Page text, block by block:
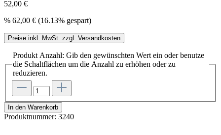
52,00 €
% 62,00 € (16.13% gespart)
Preise inkl. MwSt. zzgl. Versandkosten
Produkt Anzahl: Gib den gewünschten Wert ein oder benutze
die Schaltflächen um die Anzahl zu erhöhen oder zu
reduzieren.
In den Warenkorb
Produktnummer: 3240